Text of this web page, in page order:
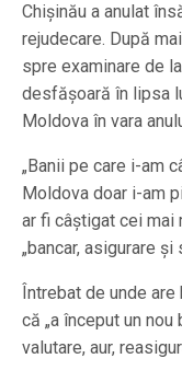
Chişinău a anulat
rejudecare. După
spre examinare de
desfăşoară în lipsa
Moldova în vara
„Banii pe care i-am
Moldova doar i-am
ar fi câştigat cei mai
„bancar, asigurare şi
Întrebat de unde are
că „a început un
valutare, aur,